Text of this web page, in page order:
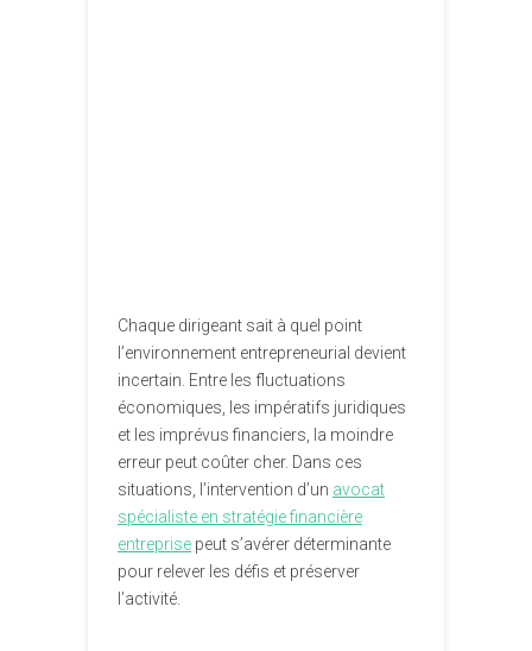
Chaque dirigeant sait à quel point
l’environnement entrepreneurial devient
incertain. Entre les fluctuations
économiques, les impératifs juridiques
et les imprévus financiers, la moindre
erreur peut coûter cher. Dans ces
situations, l’intervention d’un avocat
spécialiste en stratégie financière
entreprise peut s’avérer déterminante
pour relever les défis et préserver
l’activité.